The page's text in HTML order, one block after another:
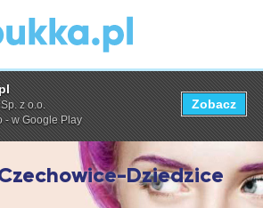
Dziedzice
z o.o.
- w Google Play
Zobacz